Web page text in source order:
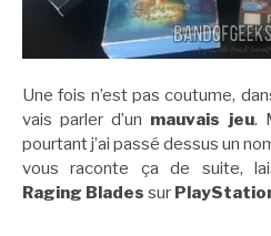
Une fois n’est pas coutume,
vais parler d’un mauvais jeu.
pourtant j’ai passé dessus un
vous raconte ça de suite,
Raging Blades sur